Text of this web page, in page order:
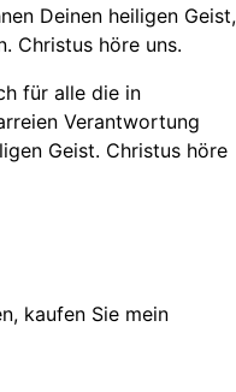
Deinen heiligen Geist,
Christus höre uns.
für alle die in
Verantwortung
Geist. Christus höre
kaufen Sie mein